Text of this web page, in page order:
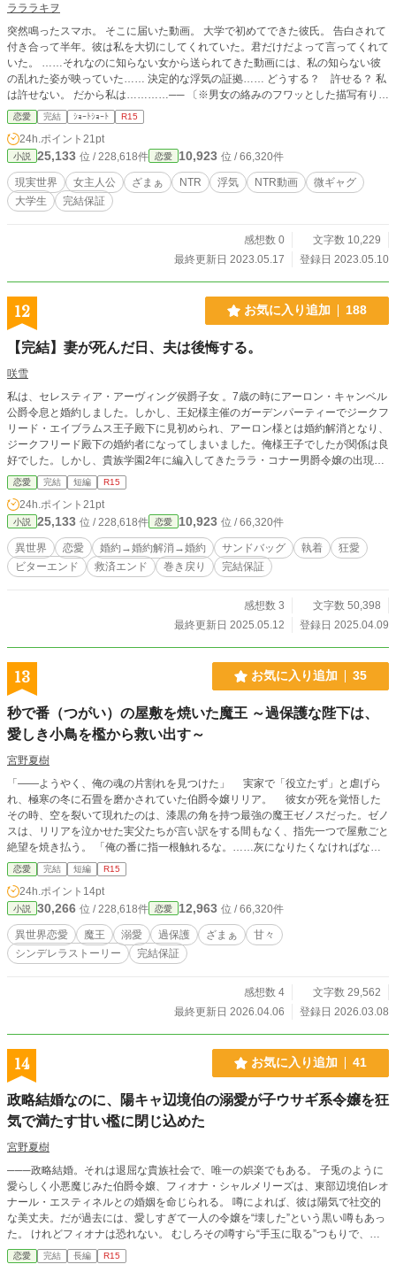
ラララキヲ
突然鳴ったスマホ。 そこに届いた動画。 大学で初めてできた彼氏。 告白されて
付き合って半年。彼は私を大切にしてくれていた。君だけだよって言ってくれて
いた。 ……それなのに知らない女から送られてきた動画には、私の知らない彼
の乱れた姿が映っていた…… 決定的な浮気の証拠…… どうする？ 許せる？ 私
は許せない。 だから私は…………── 〔※男女の絡みのフワッとした描写有り。
フワッとしてます〕 〔※友人に大らかな男性同性愛者が居ます〕 ◇ふんわりゆ
るふわ設定。 ◇ご都合展開。矛盾もあるかも。 ◇なろうにも上げてます。 ※※
男性同性愛者は居ますが、作中に『男性同士の恋愛描写』はありません(無い)。
〔2026/02・大幅加筆修正〕
恋愛 完結 ｼｮｰﾄｼｮｰﾄ R15
24h.ポイント 21pt
小説 25,133 位 / 228,618件 恋愛 10,923 位 / 66,320件
現実世界 女主人公 ざまぁ NTR 浮気 NTR動画
微ギャグ
大学生
完結保証
感想数 0
文字数 10,229
最終更新日 2023.05.17
登録日 2023.05.10
12 お気に入り追加 188
【完結】妻が死んだ日、夫は後悔する。
咲雪
私は、セレスティア・アーヴィング侯爵子女 。7歳の時にアーロン・キャンベル
公爵令息と婚約しました。しかし、王妃様主催のガーデンパーティーでジークフ
リード・エイブラムス王子殿下に見初められ、アーロン様とは婚約解消となり、
ジークフリード殿下の婚約者になってしまいました。俺様王子でしたが関係は良
好でした。しかし、貴族学園2年に編入してきたララ・コナー男爵令嬢の出現に
より関係は一変してしまいました。 ※本編は完結、予約投稿済み。 ※非人道的
シーンあり。 ※ご都合主義。 4/25:追記 ※タグ追加（救済エンド、巻き戻り）
※救済その①、その②追加
恋愛 完結 短編 R15
24h.ポイント 21pt
小説 25,133 位 / 228,618件 恋愛 10,923 位 / 66,320件
異世界 恋愛 婚約→婚約解消→婚約 サンドバッグ 執着
狂愛
ビターエンド
救済エンド 巻き戻り 完結保証
感想数 3
文字数 50,398
最終更新日 2025.05.12
登録日 2025.04.09
13 お気に入り追加 35
秒で番（つがい）の屋敷を焼いた魔王 ～過保護な陛下は、
愛しき小鳥を檻から救い出す～
宮野夏樹
​「――ようやく、俺の魂の片割れを見つけた」 ​実家で「役立たず」と虐げら
れ、極寒の冬に石畳を磨かされていた伯爵令嬢リリア。 彼女が死を覚悟した
その時、空を裂いて現れたのは、漆黒の角を持つ最強の魔王ゼノスだった。ゼノ
スは、リリアを泣かせた実父たちが言い訳をする間もなく、指先一つで屋敷ごと
絶望を焼き払う。 「俺の番に指一根触れるな。……灰になりたくなければな」
​魔王城へさらわれたリリアを待っていたのは、恐ろしい拷問ではなく、甘すぎ
るほどの「過保護」な日々。 魔力で温められた寝台、宝石のような料理、そ
して魔王自ら髪を乾かしてくれるという、常識外れの溺愛。 ​さらには、救出
に乗り込んできた勇者パーティーを「新作タルト」でおもてなししたり、指先の
ささくれ一つで「世界を焼く」と豪語する陛下の暴走を止めたり……。リリアの
周囲は、いつの間にか笑顔と「甘い毒」で満たされていく。 ​しかし、魔王の
命を狙う暗殺者の刃が迫ったとき、リリアの中に眠る「番」としての真の力が目
る「懐妊（？）騒動」まで巻き起こす、世界一騒がしくて世界一幸せな、魔王城
恋愛 完結 短編 R15
24h.ポイント 14pt
小説 30,266 位 / 228,618件 恋愛 12,963 位 / 66,320件
異世界恋愛 魔王 溺愛 過保護 ざまぁ
甘々
シンデレラストーリー
完結保証
感想数 4
文字数 29,562
最終更新日 2026.04.06
登録日 2026.03.08
14 お気に入り追加 41
政略結婚なのに、陽キャ辺境伯の溺愛が子ウサギ系令嬢を狂
気で満たす甘い檻に閉じ込めた
宮野夏樹
───政略結婚。それは退屈な貴族社会で、唯一の娯楽でもある。 子兎のように
愛らしく小悪魔じみた伯爵令嬢、フィオナ・シャルメリーズは、東部辺境伯レオ
ナール・エスティネルとの婚姻を命じられる。 噂によれば、彼は陽気で社交的
な美丈夫。だが過去には、愛しすぎて一人の令嬢を“壊した”という黒い噂もあっ
た。 けれどフィオナは恐れない。 むしろその噂すら“手玉に取る”つもりで、彼
を甘く見ていた───。 婚約内定から結婚式、輿入れへ。 屋敷では従順な使用人
たちと穏やかな日々が始まる。 甘やかされ、愛され、理想通りの“手のひらの
恋愛 完結 長編 R15